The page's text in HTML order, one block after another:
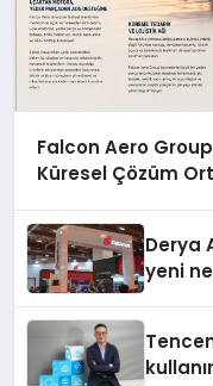
Falcon Aero
Küresel Çözüm
Derya
yeni